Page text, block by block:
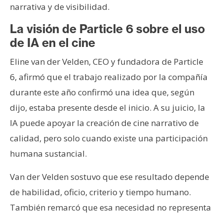
narrativa y de visibilidad.
La visión de Particle 6 sobre el uso
de IA en el cine
Eline van der Velden, CEO y fundadora de Particle
6, afirmó que el trabajo realizado por la compañía
durante este año confirmó una idea que, según
dijo, estaba presente desde el inicio. A su juicio, la
IA puede apoyar la creación de cine narrativo de
calidad, pero solo cuando existe una participación
humana sustancial.
Van der Velden sostuvo que ese resultado depende
de habilidad, oficio, criterio y tiempo humano.
También remarcó que esa necesidad no representa